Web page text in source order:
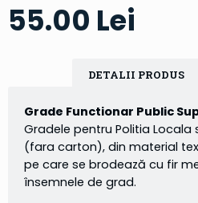
55.00 Lei
DETALII PRODUS
Grade Functionar Public
Gradele pentru Politia
(fara carton), din material
pe care se brodează cu fir
însemnele de grad.